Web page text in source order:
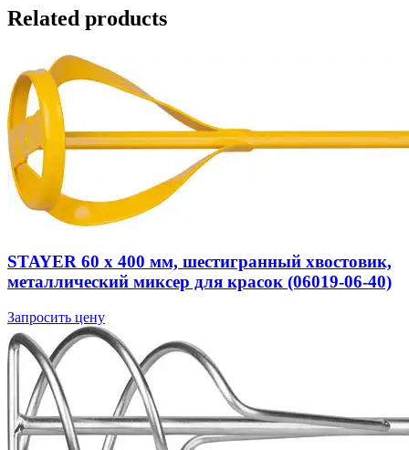
Related products
STAYER 60 х 400 мм, шестигранный хвостовик,
металлический миксер для красок (06019-06-40)
Запросить цену